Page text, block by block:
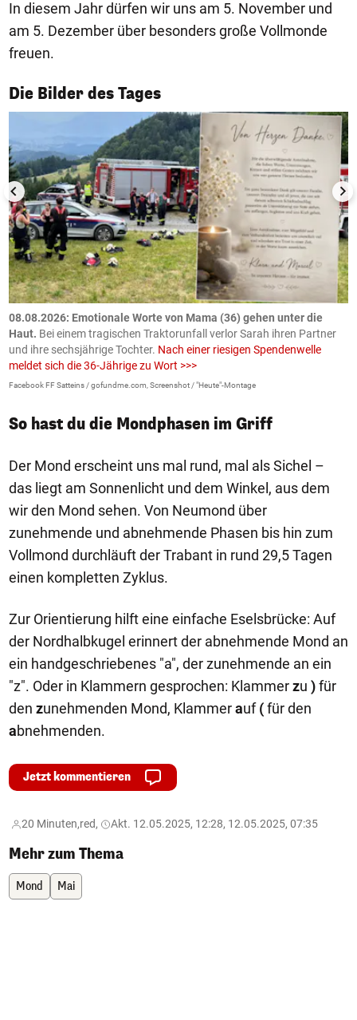
In diesem Jahr dürfen wir uns am 5. November und
am 5. Dezember über besonders große Vollmonde
freuen.
Die Bilder des Tages
1/50
08.08.2026: Emotionale Worte von Mama (36) gehen unter die
Haut. Bei einem tragischen Traktorunfall verlor Sarah ihren Partner
und ihre sechsjährige Tochter. Nach einer riesigen Spendenwelle
meldet sich die 36-Jährige zu Wort >>>
Facebook FF Satteins / gofundme.com, Screenshot / "Heute"-Montage
So hast du die Mondphasen im Griff
Der Mond erscheint uns mal rund, mal als Sichel –
das liegt am Sonnenlicht und dem Winkel, aus dem
wir den Mond sehen. Von Neumond über
zunehmende und abnehmende Phasen bis hin zum
Vollmond durchläuft der Trabant in rund 29,5 Tagen
einen kompletten Zyklus.
Zur Orientierung hilft eine einfache Eselsbrücke: Auf
der Nordhalbkugel erinnert der abnehmende Mond an
ein handgeschriebenes "a", der zunehmende an ein
"z". Oder in Klammern gesprochen: Klammerzu )für
den zunehmenden Mond, Klammerauf(für den
abnehmenden.
Jetzt kommentieren
20 Minuten,red, Akt. 12.05.2025, 12:28, 12.05.2025, 07:35
Mehr zum Thema
Mond Mai